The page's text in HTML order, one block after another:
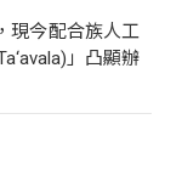
現今配合族人工
」凸顯辦